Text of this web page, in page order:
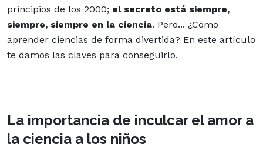
principios de los 2000; el secreto está siempre,
siempre, siempre en la ciencia. Pero... ¿Cómo
aprender ciencias de forma divertida? En este artículo
te damos las claves para conseguirlo.
La importancia de inculcar el amor a
la ciencia a los niños